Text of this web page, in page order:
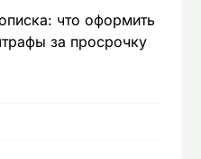
что оформить
за просрочку